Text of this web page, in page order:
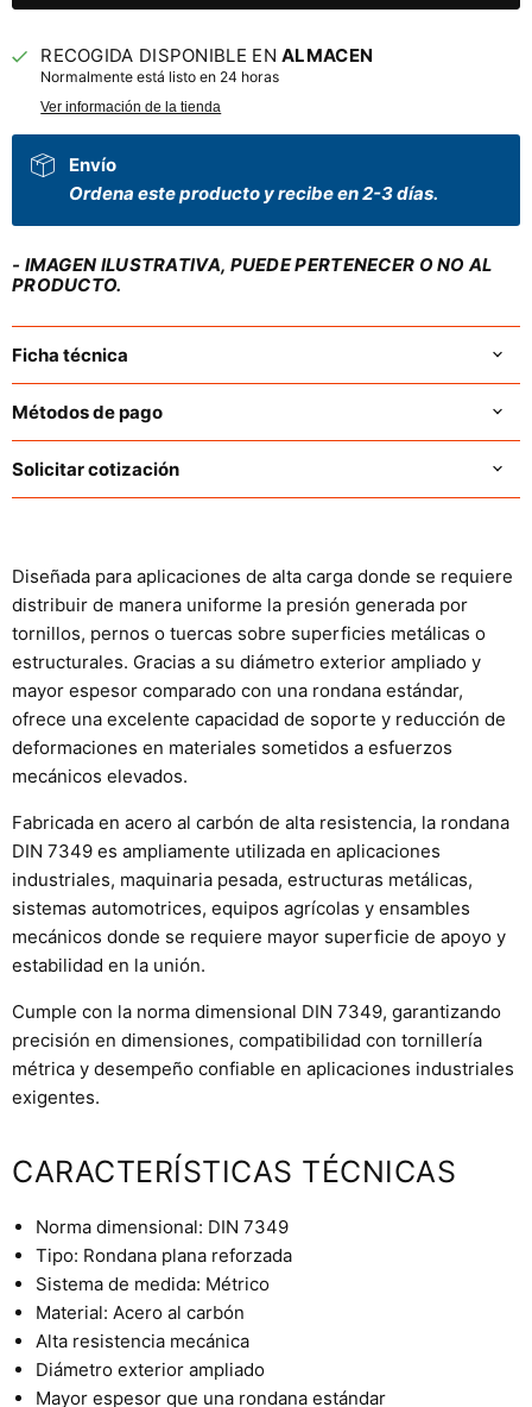
RECOGIDA DISPONIBLE ENALMACEN
Normalmente está listo en 24 horas
Ver información de la tienda
Envío
Ordena este producto y recibe en 2-3 días.
- IMAGEN ILUSTRATIVA, PUEDE PERTENECER O NO AL
PRODUCTO.
Ficha técnica
Métodos de pago
Solicitar cotización
Diseñada para aplicaciones de alta carga donde se requiere
distribuir de manera uniforme la presión generada por
tornillos, pernos o tuercas sobre superficies metálicas o
estructurales. Gracias a su diámetro exterior ampliado y
mayor espesor comparado con una rondana estándar,
ofrece una excelente capacidad de soporte y reducción de
deformaciones en materiales sometidos a esfuerzos
mecánicos elevados.
Fabricada en acero al carbón de alta resistencia, la rondana
DIN 7349 es ampliamente utilizada en aplicaciones
industriales, maquinaria pesada, estructuras metálicas,
sistemas automotrices, equipos agrícolas y ensambles
mecánicos donde se requiere mayor superficie de apoyo y
estabilidad en la unión.
Cumple con la norma dimensional DIN 7349, garantizando
precisión en dimensiones, compatibilidad con tornillería
métrica y desempeño confiable en aplicaciones industriales
exigentes.
CARACTERÍSTICAS TÉCNICAS
Norma dimensional: DIN 7349
Tipo: Rondana plana reforzada
Sistema de medida: Métrico
Material: Acero al carbón
Alta resistencia mecánica
Diámetro exterior ampliado
Mayor espesor que una rondana estándar